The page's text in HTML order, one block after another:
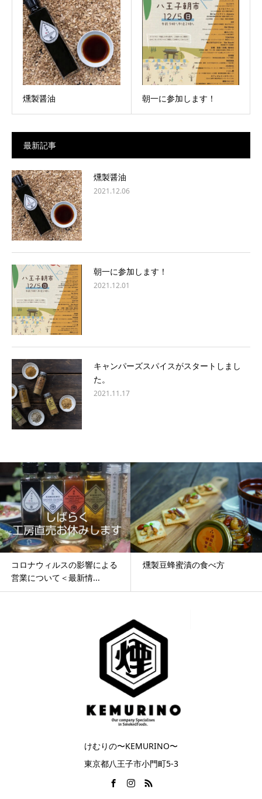
燻製醤油 朝一に参加します！
最新記事
燻製醤油
2021.12.06
朝一に参加します！
2021.12.01
キャンパーズスパイスがスタートしまし
た。
2021.11.17
コロナウィルスの影響による
営業について＜最新情...
燻製豆蜂蜜漬の食べ方
けむりの〜KEMURINO〜
東京都八王子市小門町5-3